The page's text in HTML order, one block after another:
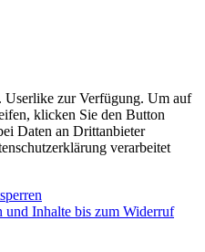
Userlike zur Verfügung. Um auf
klicken Sie den Button
Daten an Drittanbieter
verarbeitet
und Inhalte bis zum Widerruf